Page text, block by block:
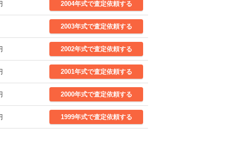
2004年式で査定依頼する
2003年式で査定依頼する
2002年式で査定依頼する
2001年式で査定依頼する
2000年式で査定依頼する
1999年式で査定依頼する